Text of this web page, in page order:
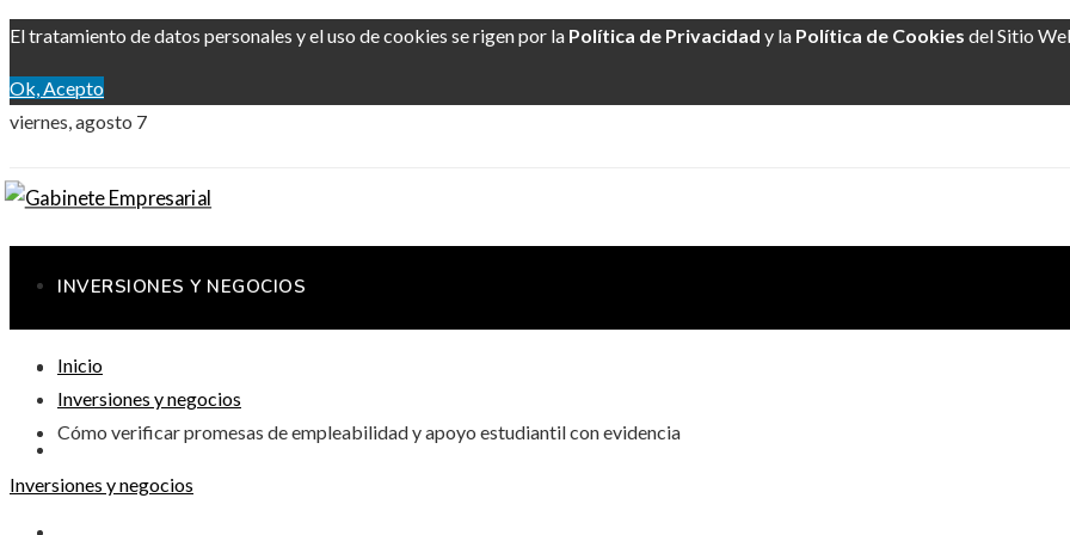
El tratamiento de datos personales y el uso de cookies se rigen por la Política de Privacidad y la Política de Cookies del Sitio
Ok, Acepto
viernes, agosto 7
INVERSIONES Y NEGOCIOS
RESPONSABILIDAD SOCIAL
Inicio
Inversiones y negocios
Cómo verificar promesas de empleabilidad y apoyo estudiantil con evidencia
Inversiones y negocios